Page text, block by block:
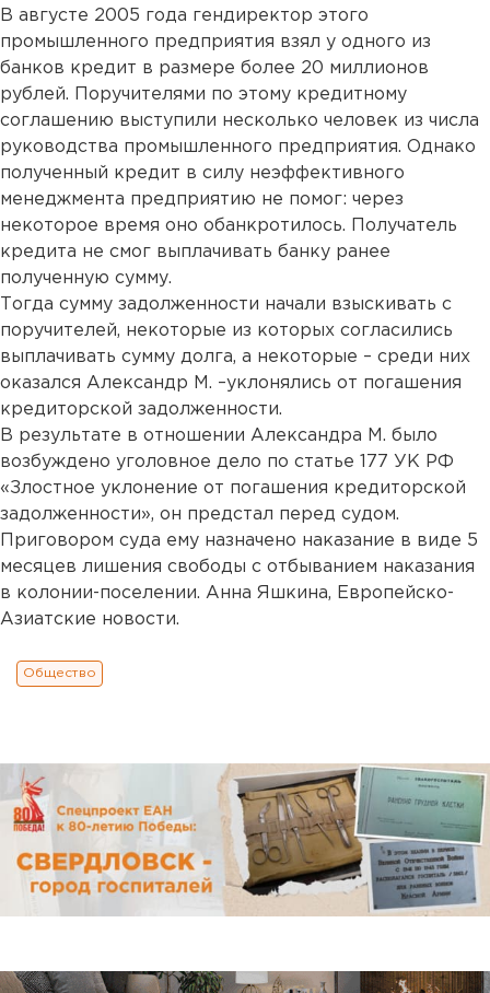
В августе 2005 года гендиректор этого
промышленного предприятия взял у одного из
банков кредит в размере более 20 миллионов
рублей. Поручителями по этому кредитному
соглашению выступили несколько человек из числа
руководства промышленного предприятия. Однако
полученный кредит в силу неэффективного
менеджмента предприятию не помог: через
некоторое время оно обанкротилось. Получатель
кредита не смог выплачивать банку ранее
полученную сумму.
Тогда сумму задолженности начали взыскивать с
поручителей, некоторые из которых согласились
выплачивать сумму долга, а некоторые – среди них
оказался Александр М. –уклонялись от погашения
кредиторской задолженности.
В результате в отношении Александра М. было
возбуждено уголовное дело по статье 177 УК РФ
«Злостное уклонение от погашения кредиторской
задолженности», он предстал перед судом.
Приговором суда ему назначено наказание в виде 5
месяцев лишения свободы с отбыванием наказания
в колонии-поселении. Анна Яшкина, Европейско-
Азиатские новости.
Общество